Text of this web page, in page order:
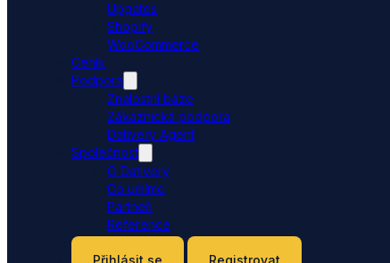
Upgates
Shopify
WooCommerce
Ceník
Podpora
Znalostní báze
Zákaznická podpora
Dativery Agent
Společnost
O Dativery
Co umíme
Partneři
Reference
Přihlásit se
Registrovat